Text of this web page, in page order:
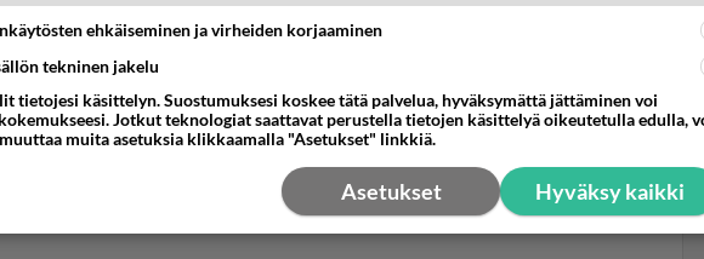
ehkäiseminen ja virheiden korjaaminen
tekninen jakelu
tietojesi käsittelyn. Suostumuksesi koskee tätä palvelua, hyväksymättä jättäminen voi
Jotkut teknologiat saattavat perustella tietojen käsittelyä oikeutetulla edulla,
muita asetuksia klikkaamalla "Asetukset" linkkiä.
Hyväksy kaikki
Asetukset